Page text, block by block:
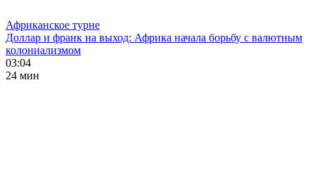
Африканское турне
Доллар и франк на выход: Африка начала борьбу с валютным
колониализмом
03:04
24 мин